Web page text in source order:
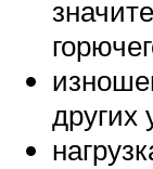
других